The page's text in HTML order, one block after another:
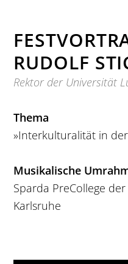
RUDOLF
Rektor der Universität
Thema
»Interkulturalität in
Musikalische
Sparda PreCollege
Karlsruhe